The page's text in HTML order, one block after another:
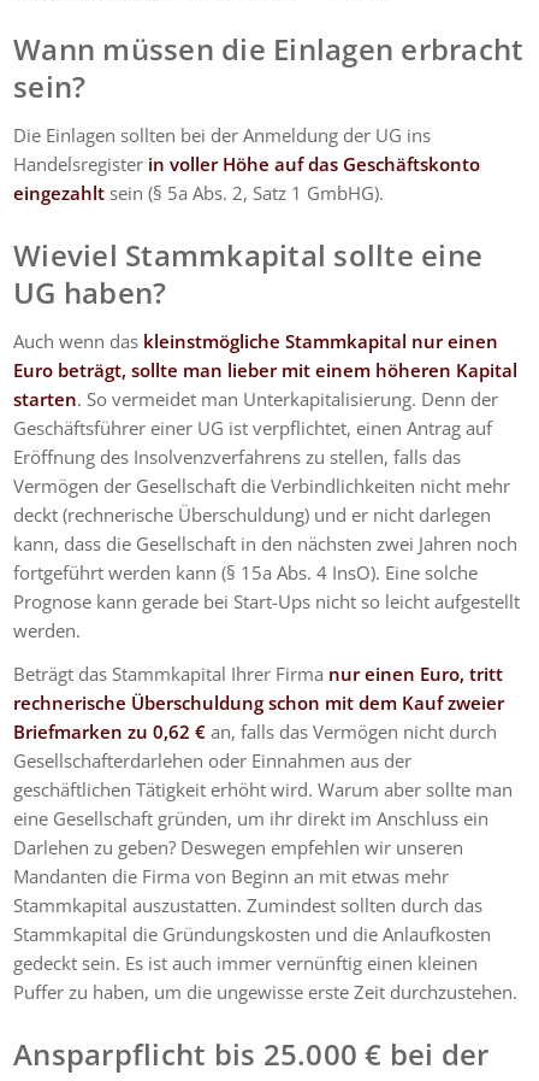
Wann müssen die Einlagen erbracht
sein?
Die Einlagen sollten bei der Anmeldung der UG ins
Handelsregister in voller Höhe auf das Geschäftskonto
eingezahlt sein (§ 5a Abs. 2, Satz 1 GmbHG).
Wieviel Stammkapital sollte eine
UG haben?
Auch wenn das kleinstmögliche Stammkapital nur einen
Euro beträgt, sollte man lieber mit einem höheren Kapital
starten. So vermeidet man Unterkapitalisierung. Denn der
Geschäftsführer einer UG ist verpflichtet, einen Antrag auf
Eröffnung des Insolvenzverfahrens zu stellen, falls das
Vermögen der Gesellschaft die Verbindlichkeiten nicht mehr
deckt (rechnerische Überschuldung) und er nicht darlegen
kann, dass die Gesellschaft in den nächsten zwei Jahren noch
fortgeführt werden kann (§ 15a Abs. 4 InsO). Eine solche
Prognose kann gerade bei Start-Ups nicht so leicht aufgestellt
werden.
Beträgt das Stammkapital Ihrer Firma nur einen Euro, tritt
rechnerische Überschuldung schon mit dem Kauf zweier
Briefmarken zu 0,62 € an, falls das Vermögen nicht durch
Gesellschafterdarlehen oder Einnahmen aus der
geschäftlichen Tätigkeit erhöht wird. Warum aber sollte man
eine Gesellschaft gründen, um ihr direkt im Anschluss ein
Darlehen zu geben? Deswegen empfehlen wir unseren
Mandanten die Firma von Beginn an mit etwas mehr
Stammkapital auszustatten. Zumindest sollten durch das
Stammkapital die Gründungskosten und die Anlaufkosten
gedeckt sein. Es ist auch immer vernünftig einen kleinen
Puffer zu haben, um die ungewisse erste Zeit durchzustehen.
Ansparpflicht bis 25.000 € bei der